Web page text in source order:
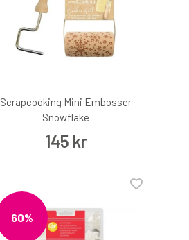
Scrapcooking Mini Embosser
Snowflake
145 kr
60%